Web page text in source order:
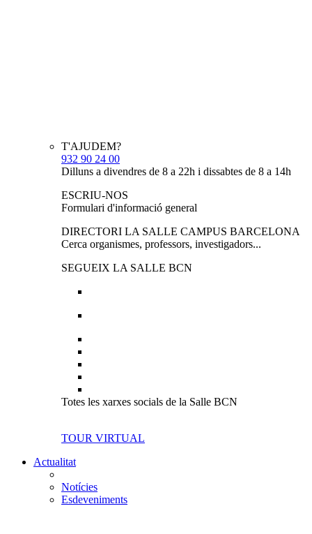
T'AJUDEM?
932 90 24 00
Dilluns a divendres de 8 a 22h i dissabtes de 8 a 14h
ESCRIU-NOS
Formulari d'informació general
DIRECTORI LA SALLE CAMPUS BARCELONA
Cerca organismes, professors, investigadors...
SEGUEIX LA SALLE BCN
Totes les xarxes socials de la Salle BCN
TOUR VIRTUAL
Actualitat
Notícies
Esdeveniments